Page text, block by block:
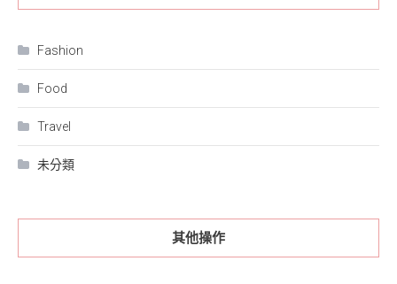
Fashion
Food
Travel
未分類
其他操作